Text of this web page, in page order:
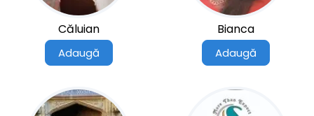
Căluian
Adaugă
Bianca
Adaugă